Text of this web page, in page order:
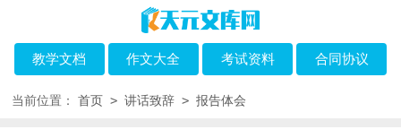
教学文档 作文大全 考试资料 合同协议
当前位置： 首页 > 讲话致辞 > 报告体会